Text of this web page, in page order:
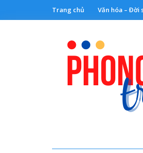
Trang chủ Văn hóa – Đời